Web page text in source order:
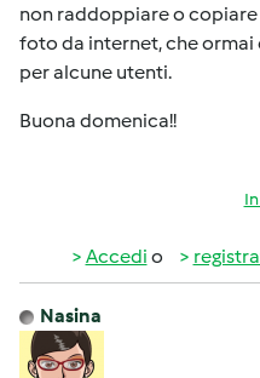
non raddoppiare o
foto da internet, che ormai
per alcune utenti.
Buona domenica!!
Accedi o
Nasina